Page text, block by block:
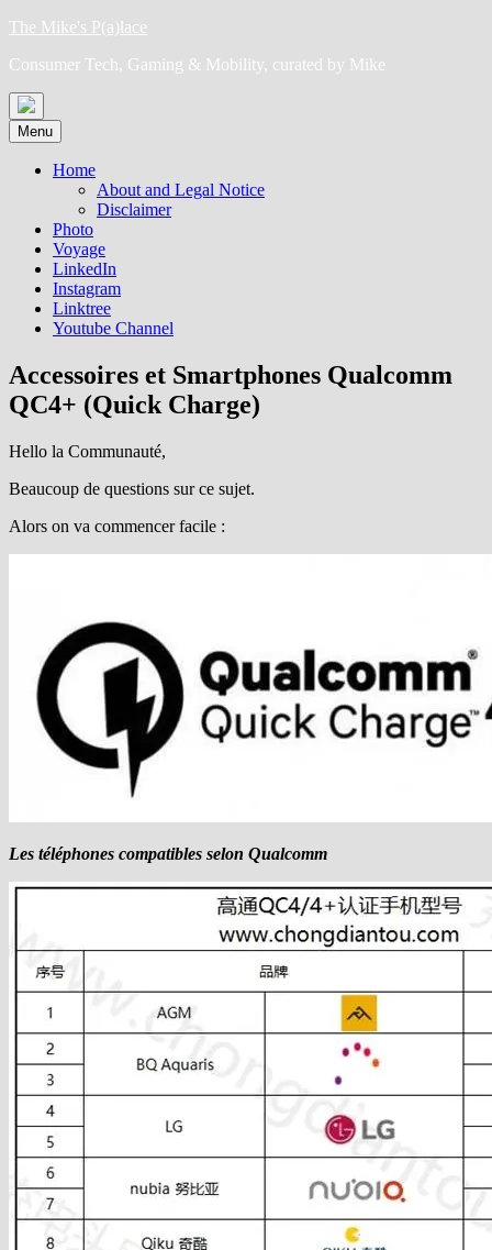
Skip
content
The Mike's P(a)lace
Consumer Tech, Gaming & Mobility, curated by Mike
Menu
Home
About and Legal Notice
Disclaimer
Photo
Voyage
LinkedIn
Instagram
Linktree
Youtube Channel
Accessoires et Smartphones Qualcomm
QC4+ (Quick Charge)
Hello la Communauté,
Beaucoup de questions sur ce sujet.
Alors on va commencer facile :
Les téléphones compatibles selon Qualcomm